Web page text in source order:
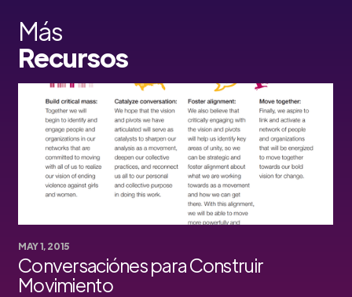
Más
Recursos
MAY 1, 2015
Conversaciónes para Construir
Movimiento